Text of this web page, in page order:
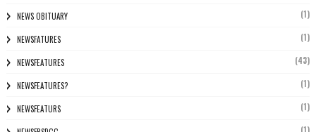
NEWS OBITUARY (1)
NEWSFATURES (1)
NEWSFEATURES (43)
NEWSFEATURES? (1)
NEWSFEATURS (1)